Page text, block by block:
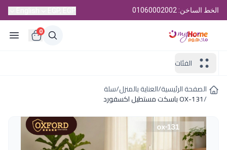
الخط الساخن: 01060002002
0
الفئات
الصفحة الرئيسية/العناية بالمنزل/سلة
/OX-131 باسكت مستطيل اكسفورد